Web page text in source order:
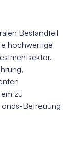
Bestandteil
hochwertige
zu
Betreuung